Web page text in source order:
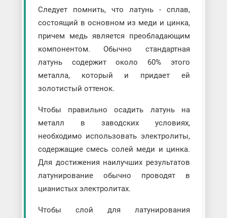
Следует помнить, что латунь - сплав,
состоящий в основном из меди и цинка,
причем медь является преобладающим
компонентом. Обычно стандартная
латунь содержит около 60% этого
металла, который и придает ей
золотистый оттенок.
Чтобы правильно осадить латунь на
металл в заводских условиях,
необходимо использовать электролиты,
содержащие смесь солей меди и цинка.
Для достижения наилучших результатов
латунирование обычно проводят в
цианистых электролитах.
Чтобы слой для латунирования